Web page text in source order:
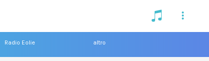
Radio Eolie altro